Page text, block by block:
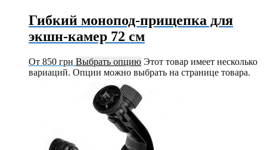
Гибкий монопод-прищепка для
экшн-камер 72 см
От 850 грн Выбрать опцию Этот товар имеет несколько
вариаций. Опции можно выбрать на странице товара.